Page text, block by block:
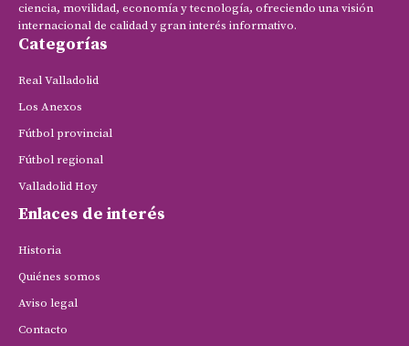
ciencia, movilidad, economía y tecnología, ofreciendo una visión
internacional de calidad y gran interés informativo.
Categorías
Real Valladolid
Los Anexos
Fútbol provincial
Fútbol regional
Valladolid Hoy
Enlaces de interés
Historia
Quiénes somos
Aviso legal
Contacto